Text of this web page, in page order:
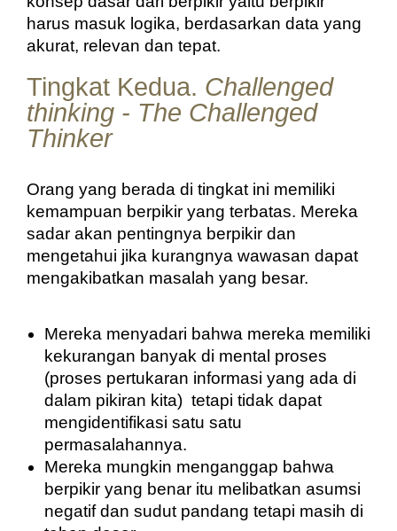
harus masuk logika, berdasarkan data yang
akurat, relevan dan tepat.
Tingkat Kedua. Challenged
thinking - The Challenged
Thinker
Orang yang berada di tingkat ini memiliki
kemampuan berpikir yang terbatas. Mereka
sadar akan pentingnya berpikir dan
mengetahui jika kurangnya wawasan dapat
mengakibatkan masalah yang besar.
Mereka menyadari bahwa mereka memiliki
kekurangan banyak di mental proses
(proses pertukaran informasi yang ada di
dalam pikiran kita) tetapi tidak dapat
mengidentifikasi satu satu
permasalahannya.
Mereka mungkin menganggap bahwa
berpikir yang benar itu melibatkan asumsi
negatif dan sudut pandang tetapi masih di